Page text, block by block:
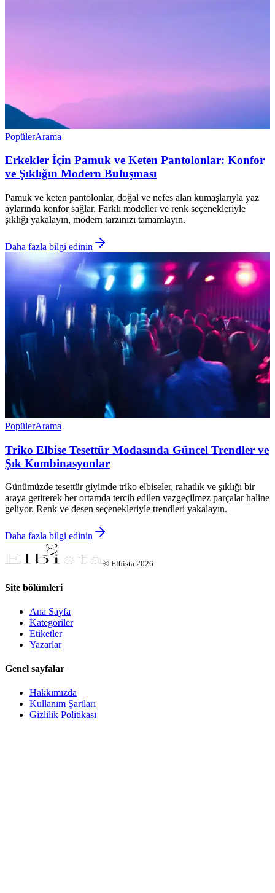
PopülerArama
Erkekler İçin Pamuk ve Keten Pantolonlar: Konfor
ve Şıklığın Modern Buluşması
Pamuk ve keten pantolonlar, doğal ve nefes alan kumaşlarıyla yaz
aylarında konfor sağlar. Farklı modeller ve renk seçenekleriyle
şıklığı yakalayın, modern tarzınızı tamamlayın.
Daha fazla bilgi edinin
PopülerArama
Triko Elbise Tesettür Modasında Güncel Trendler ve
Şık Kombinasyonlar
Günümüzde tesettür giyimde triko elbiseler, rahatlık ve şıklığı bir
araya getirerek her ortamda tercih edilen vazgeçilmez parçalar haline
geliyor. Renk ve desen seçenekleriyle trendleri yakalayın.
Daha fazla bilgi edinin
© Elbista 2026
Site bölümleri
Ana Sayfa
Kategoriler
Etiketler
Yazarlar
Genel sayfalar
Hakkımızda
Kullanım Şartları
Gizlilik Politikası